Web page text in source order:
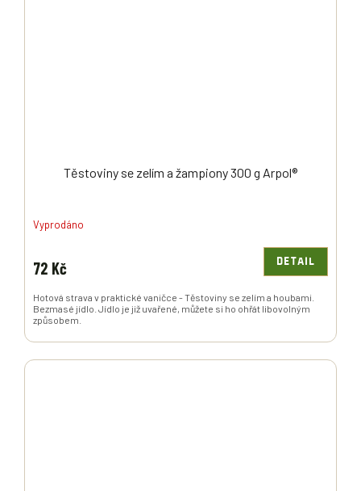
Těstoviny se zelím a žampiony 300 g Arpol®
Vyprodáno
72 Kč DETAIL
Hotová strava v praktické vaničce - Těstoviny se zelím a houbami.
Bezmasé jídlo. Jídlo je již uvařené, můžete si ho ohřát libovolným
způsobem.